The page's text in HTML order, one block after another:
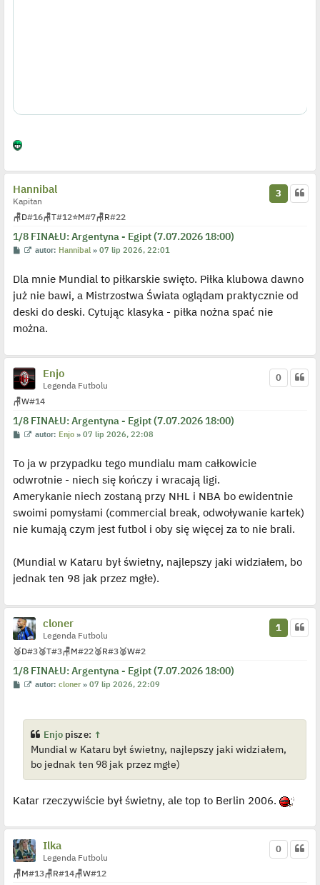
Hannibal
Kapitan
🪑D#16🪑T#12⭐M#7🪑R#22
1/8 FINAŁU: Argentyna - Egipt (7.07.2026 18:00)
3
P
t
W
w
e
l
o
d
y
n
c
z
y
p
o
s
autor: Hannibal »07 lip 2026, 22:01
Dla mnie Mundial to piłkarskie swięto. Piłka klubowa dawno
już nie bawi, a Mistrzostwa Świata oglądam praktycznie od
deski do deski. Cytując klasyka - piłka nożna spać nie
można.
Enjo
Legenda Futbolu
🪑W#14
1/8 FINAŁU: Argentyna - Egipt (7.07.2026 18:00)
0
P
t
W
w
e
l
p
o
j
e
n
z
o
s
t
autor: Enjo »07 lip 2026, 22:08
To ja w przypadku tego mundialu mam całkowicie
odwrotnie - niech się kończy i wracają ligi.
Amerykanie niech zostaną przy NHL i NBA bo ewidentnie
swoimi pomysłami (commercial break, odwoływanie kartek)
nie kumają czym jest futbol i oby się więcej za to nie brali.
(Mundial w Kataru był świetny, najlepszy jaki widziałem, bo
jednak ten 98 jak przez mgłe).
cloner
Legenda Futbolu
🥉D#3🥉T#3🪑M#22🥉R#3🥈W#2
1/8 FINAŁU: Argentyna - Egipt (7.07.2026 18:00)
1
P
W
i
e
t
l
o
y
z
y
p
o
s
t
autor:cloner »07 lip 2026, 22:09
Enjo pisze: ↑
Mundial w Kataru był świetny, najlepszy jaki widziałem,
bo jednak ten 98 jak przez mgłe)
Katar rzeczywiście był świetny, ale top to Berlin 2006.
Ilka
Legenda Futbolu
🪑M#13🪑R#14🪑W#12
0